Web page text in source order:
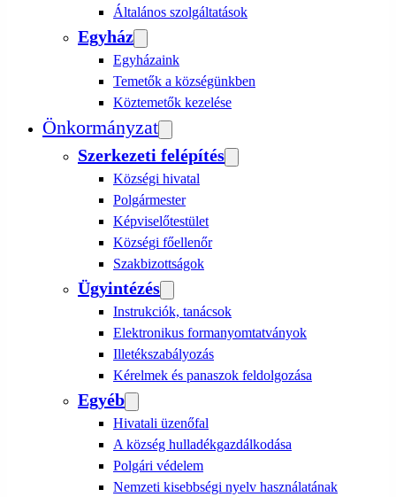
Általános szolgáltatások
Egyház
Egyházaink
Temetők a községünkben
Köztemetők kezelése
Önkormányzat
Szerkezeti felépítés
Községi hivatal
Polgármester
Képviselőtestület
Községi főellenőr
Szakbizottságok
Ügyintézés
Instrukciók, tanácsok
Elektronikus formanyomtatványok
Illetékszabályozás
Kérelmek és panaszok feldolgozása
Egyéb
Hivatali üzenőfal
A község hulladékgazdálkodása
Polgári védelem
Nemzeti kisebbségi nyelv használatának